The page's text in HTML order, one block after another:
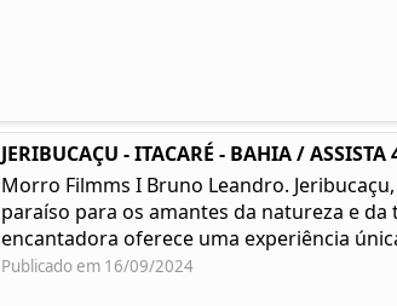
JERIBUCAÇU - ITACARÉ - BAHIA / ASSISTA
Morro Filmms I Bruno Leandro.
paraíso para os amantes da natureza e
encantadora oferece uma experiência
Publicado em 16/09/2024